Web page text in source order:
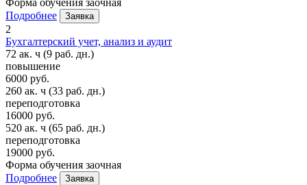
Форма обучения заочная
Подробнее
Заявка
2
Бухгалтерский учет, анализ и аудит
72 ак. ч (9 раб. дн.)
повышение
6000 руб.
260 ак. ч (33 раб. дн.)
переподготовка
16000 руб.
520 ак. ч (65 раб. дн.)
переподготовка
19000 руб.
Форма обучения заочная
Подробнее
Заявка